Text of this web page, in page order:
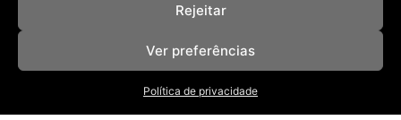
Rejeitar
Ver preferências
Política de privacidade
NOSSAS REVISTAS
NEWSLETTER